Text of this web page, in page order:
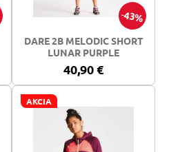
43%
DARE 2B MELODIC SHORT
LUNAR PURPLE
40,90 €
AKCIA